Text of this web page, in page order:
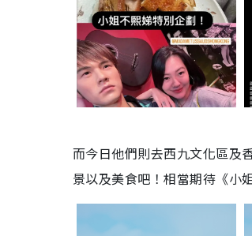
而今日他們則去西九文化區及
景以及美食吧！相當期待《小